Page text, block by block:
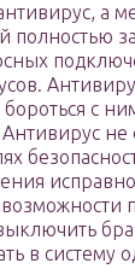
а
полностью
с
не
в систему